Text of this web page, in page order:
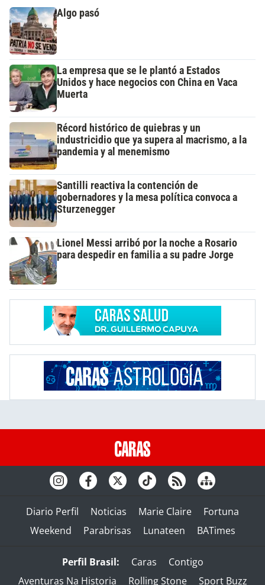
Algo pasó
La empresa que se le plantó a Estados
Unidos y hace negocios con China en Vaca
Muerta
Récord histórico de quiebras y un
industricidio que ya supera al macrismo, a la
pandemia y al menemismo
Santilli reactiva la contención de
gobernadores y la mesa política convoca a
Sturzenegger
Lionel Messi arribó por la noche a Rosario
para despedir en familia a su padre Jorge
Diario Perfil Noticias Marie Claire
Fortuna
Weekend
Parabrisas Lunateen BATimes
Perfil Brasil: Caras
Contigo
Aventuras Na Historia
Rolling Stone Sport Buzz